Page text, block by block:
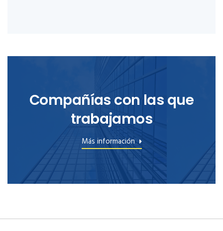
Compañías con las que
trabajamos
Más información